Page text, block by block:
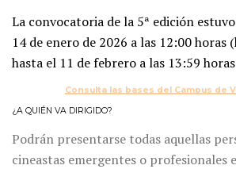
La convocatoria de la 5ª edición
14 de enero de 2026 a las 12:00 horas
hasta el 11 de febrero a las 13:59
Consulta las bases del Campus de
¿A QUIÉN VA DIRIGIDO?
Podrán presentarse todas aquellas
cineastas emergentes o profesionales